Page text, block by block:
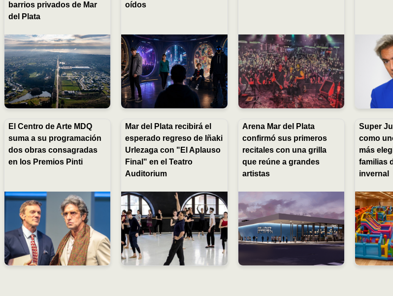
barrios privados de Mar
del Plata
oídos
El Centro de Arte MDQ
suma a su programación
dos obras consagradas
en los Premios Pinti
Mar del Plata recibirá el
esperado regreso de Iñaki
Urlezaga con "El Aplauso
Final" en el Teatro
Auditorium
Arena Mar del Plata
confirmó sus primeros
recitales con una grilla
que reúne a grandes
artistas
Super
como
más
familias
invernal